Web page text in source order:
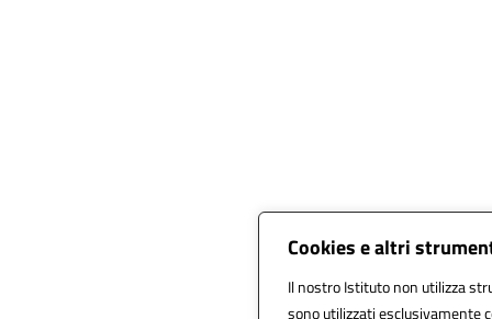
Cookies e altri
Il nostro Istituto non utilizza
sono utilizzati esclusivamente